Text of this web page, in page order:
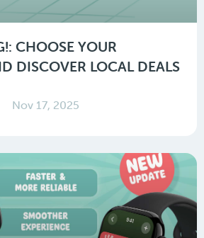
CHOOSE YOUR
DISCOVER LOCAL DEALS
Nov 17, 2025